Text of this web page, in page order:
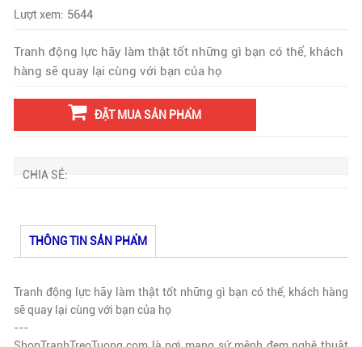
Lượt xem: 5644
Tranh động lực hãy làm thật tốt những gì bạn có thể, khách
hàng sẽ quay lại cùng với bạn của họ
ĐẶT MUA SẢN PHẨM
CHIA SẺ:
THÔNG TIN SẢN PHẨM
Tranh động lực hãy làm thật tốt những gì bạn có thể, khách hàng
sẽ quay lại cùng với bạn của họ
---